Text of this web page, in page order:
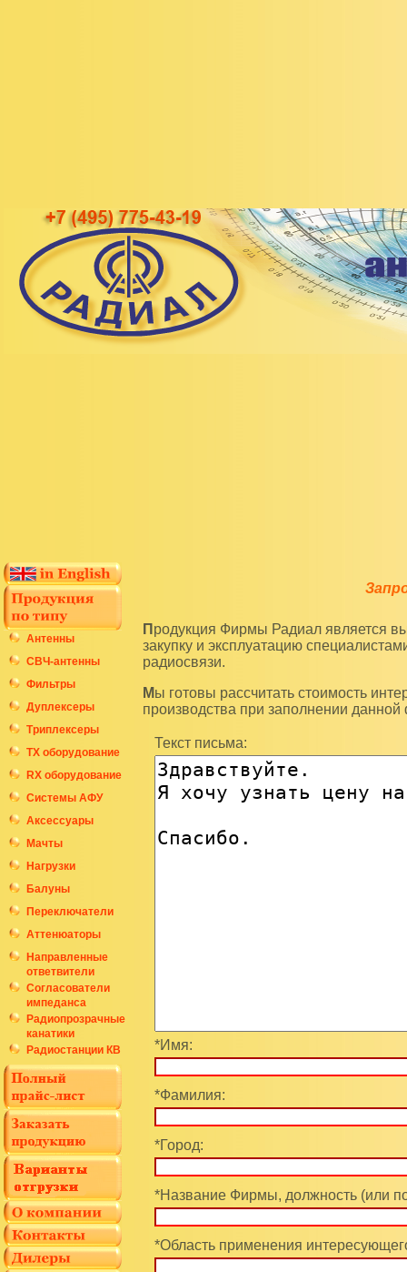
Антенны
СВЧ-антенны
Фильтры
Дуплексеры
Триплексеры
ТХ оборудование
RX оборудование
Системы АФУ
Аксессуары
Мачты
Нагрузки
Балуны
Переключатели
Аттенюаторы
Направленные
ответвители
Согласователи
импеданса
Радиопрозрачные
канатики
Радиостанции КВ
Продукция Фирмы Радиал является высокотехнологичным оборудованием и подразумевает
закупку и эксплуатацию
радиосвязи.
Мы готовы рассчитать стоимость интересующих вас изделий по последним ценам нашего
производства при заполнении
Текст письма:
*Имя:
*Фамилия:
*Город:
*Название Фирмы, должность (или
*Область применения